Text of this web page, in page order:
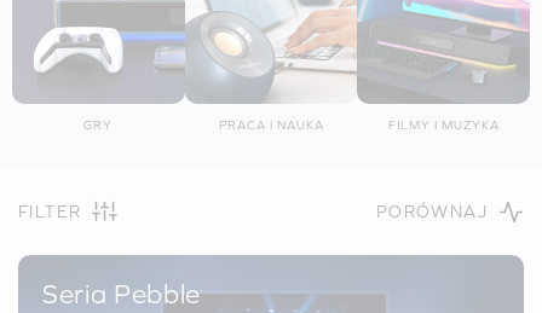
GRY PRACA I NAUKA FILMY I MUZYKA
FILTER PORÓWNAJ
Seria Pebble